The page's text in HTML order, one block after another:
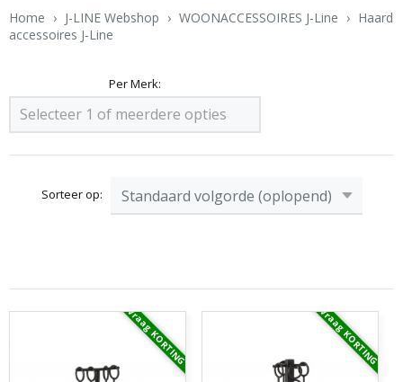
Home › J-LINE Webshop › WOONACCESSOIRES J-Line › Haard
accessoires J-Line
Per Merk:
Selecteer 1 of meerdere opties
Sorteer op:
Vraag KORTING Vraag KORTING